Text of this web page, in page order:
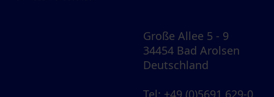
Große Allee 5 - 9
34454 Bad Arolsen
Deutschland
Tel: +49 (0)5691 629-0